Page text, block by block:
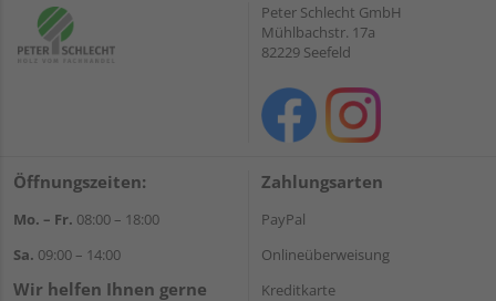
Peter Schlecht GmbH
Mühlbachstr. 17a
82229 Seefeld
Öffnungszeiten:
Mo. – Fr. 08:00 – 18:00
Sa. 09:00 – 14:00
Wir helfen Ihnen gerne
Zahlungsarten
PayPal
Onlineüberweisung
Kreditkarte